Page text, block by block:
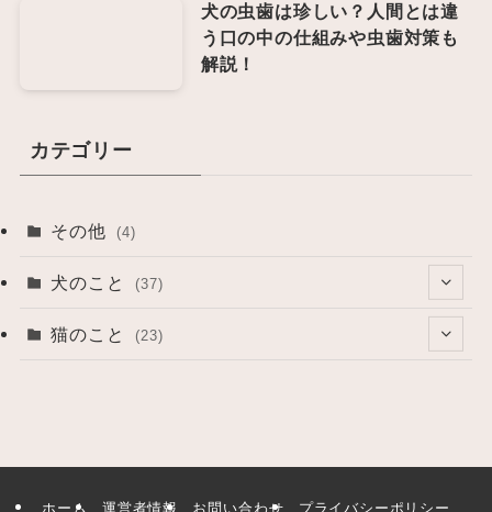
犬の虫歯は珍しい？人間とは違
う口の中の仕組みや虫歯対策も
解説！
カテゴリー
その他 (4)
犬のこと (37)
(1)
猫のこと (23)
ホーム
運営者情報 お問い合わせ プライバシーポリシー